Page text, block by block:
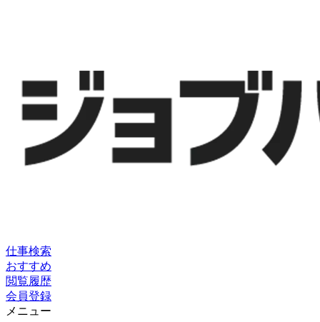
仕事検索
おすすめ
閲覧履歴
会員登録
メニュー